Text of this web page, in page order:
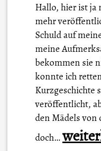
Hallo, hier ist ja
mehr
Schuld auf
meine
bekommen sie
konnte ich
Kurzgeschichte
veröffentlicht,
den Mädels
doch…A